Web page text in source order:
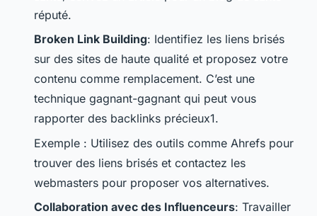
réputé.
Broken Link Building: Identifiez les liens brisés
sur des sites de haute qualité et proposez votre
contenu comme remplacement. C’est une
technique gagnant-gagnant qui peut vous
rapporter des backlinks précieux1.
Exemple : Utilisez des outils comme Ahrefs pour
trouver des liens brisés et contactez les
webmasters pour proposer vos alternatives.
Collaboration avec des Influenceurs: Travailler